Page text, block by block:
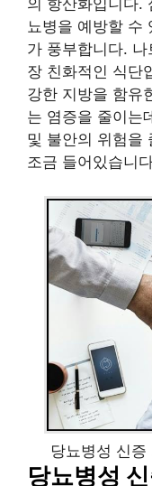
뇨병을 예방할 수
가 풍부합니다.
장 친화적인 식단
강한 지방을 함유
는 염증을 줄이는
및 불안의 위험을
조금 들어있습니
당뇨병성 신
당뇨병성